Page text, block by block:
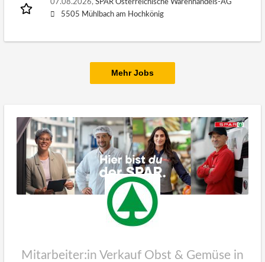
07.08.2026, SPAR Österreichische Warenhandels-AG
5505 Mühlbach am Hochkönig
Mehr Jobs
Mitarbeiter:in Verkauf Obst & Gemüse in